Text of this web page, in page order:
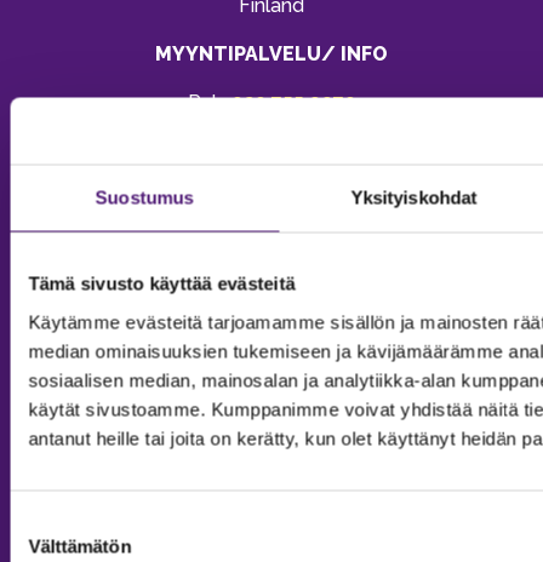
Suostumus Yksityiskohdat
Tämä sivusto käyttää evästeitä
Käytämme evästeitä tarjoamamme sisällön ja mainosten
median ominaisuuksien tukemiseen ja kävijämäärämme
sosiaalisen median, mainosalan ja analytiikka-alan
käytät sivustoamme. Kumppanimme voivat yhdistää näitä
antanut heille tai joita on kerätty, kun olet käyttänyt heidän
valinta
Välttämätön
Finland
MYYNTIPALVELU/ INFO
Puh:020 755 9970